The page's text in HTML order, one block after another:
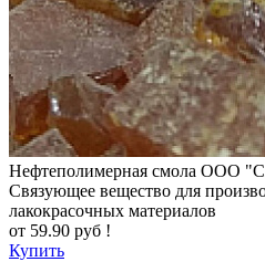
Нефтеполимерная смола ООО
Cвязующее вещество для
лакокрасочных материалов
от 59.90 руб !
Купить